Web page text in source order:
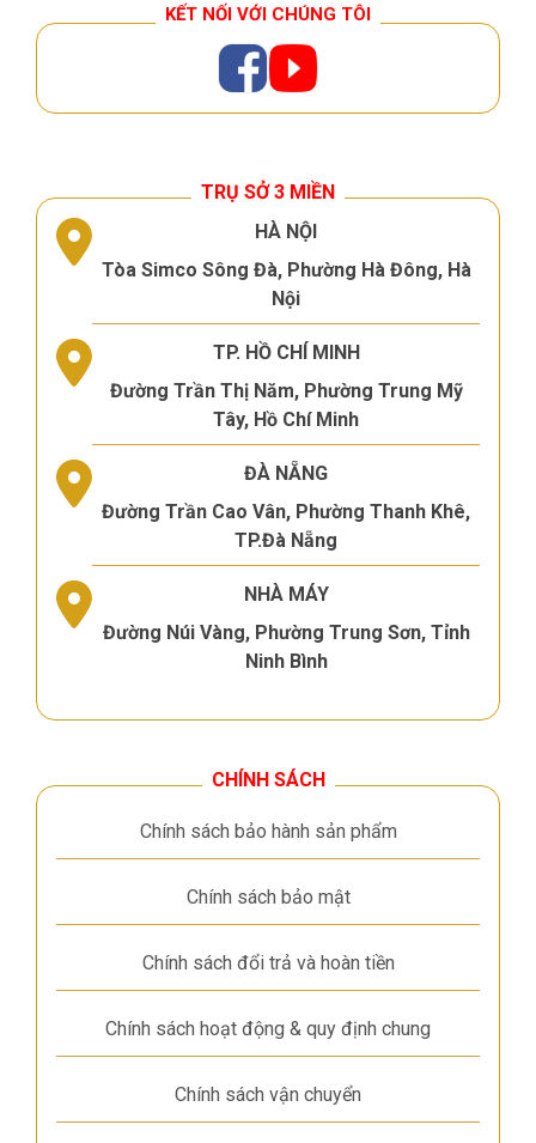
KẾT NỐI VỚI CHÚNG TÔI
TRỤ SỞ 3 MIỀN
HÀ NỘI
Tòa Simco Sông Đà, Phường Hà Đông, Hà
Nội
TP. HỒ CHÍ MINH
Đường Trần Thị Năm, Phường Trung Mỹ
Tây, Hồ Chí Minh
ĐÀ NẴNG
Đường Trần Cao Vân, Phường Thanh Khê,
TP.Đà Nẵng
NHÀ MÁY
Đường Núi Vàng, Phường Trung Sơn, Tỉnh
Ninh Bình
CHÍNH SÁCH
Chính sách bảo hành sản phẩm
Chính sách bảo mật
Chính sách đổi trả và hoàn tiền
Chính sách hoạt động & quy định chung
Chính sách vận chuyển